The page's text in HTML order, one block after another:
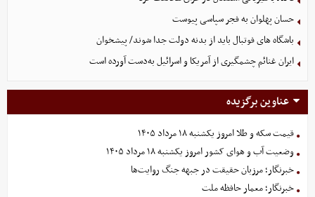
حسان پهلوان به فجر سپاسی پیوست
باشگاه های فوتبال باید از بدنه دولت جدا شوند/ پیشخوان
ایران غنائم چشمگیری از آمریکا و اسرائیل به‌دست آورده است
عناوین برگزیده
قیمت سکه و طلا امروز یکشنبه ۱۸ مرداد ۱۴۰۵
وضعیت آب و هوای کشور امروز یکشنبه ۱۸ مرداد ۱۴۰۵
خبرنگار؛ مرزبان حقیقت در جبهه جنگ روایت‌ها
خبرنگار؛ معمار حافظه ملت